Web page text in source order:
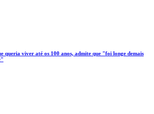
queria viver até os 100 anos, admite que "foi longe demais